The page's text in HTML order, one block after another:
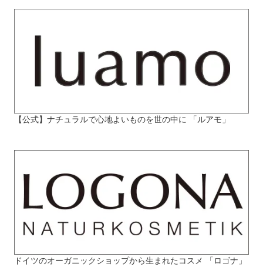
【公式】ナチュラルで心地よいものを世の中に 「ルアモ」
ドイツのオーガニックショップから生まれたコスメ 「ロゴナ」